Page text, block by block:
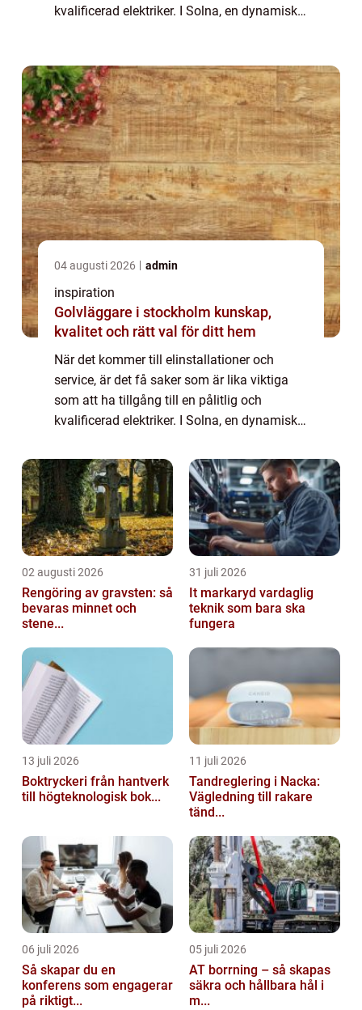
kvalificerad elektriker. I Solna, en dynamisk
04 augusti 2026 admin
inspiration
Golvläggare i stockholm kunskap,
kvalitet och rätt val för ditt hem
När det kommer till elinstallationer och
service, är det få saker som är lika viktiga
som att ha tillgång till en pålitlig och
kvalificerad elektriker. I Solna, en dynamisk
02 augusti 2026
Rengöring av gravsten: så
bevaras minnet och
stene...
31 juli 2026
It markaryd vardaglig
teknik som bara ska
fungera
13 juli 2026
Boktryckeri från hantverk
till högteknologisk bok...
11 juli 2026
Tandreglering i Nacka:
Vägledning till rakare
tänd...
06 juli 2026
Så skapar du en
konferens som engagerar
på riktigt...
05 juli 2026
AT borrning – så skapas
säkra och hållbara hål i
m...